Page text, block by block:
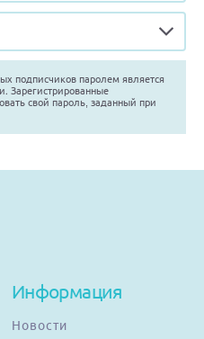
4
подписчиков паролем является
Зарегистрированные
свой пароль, заданный при
Информация
Новости